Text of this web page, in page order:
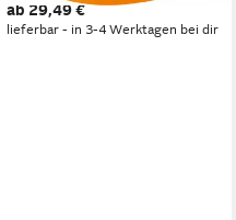
(500 cm), für den ständigen
Einsatz im Außenbereich
ab 29,49 €
lieferbar - in 3-4 Werktagen bei dir